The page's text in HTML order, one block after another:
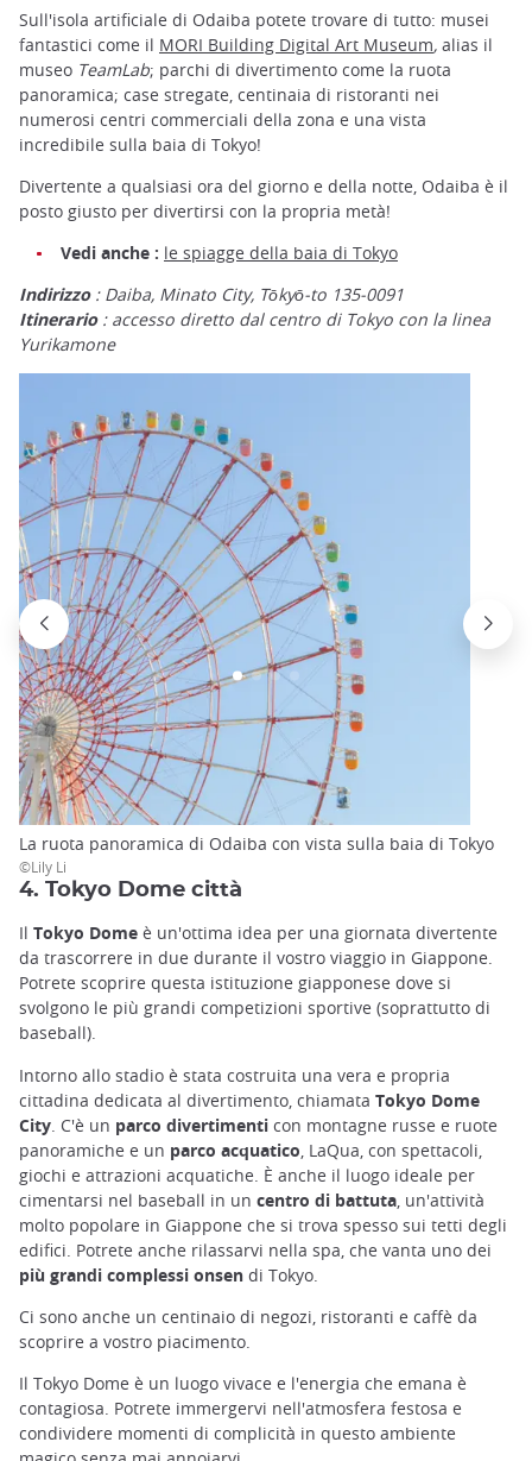
Sull'isola artificiale di Odaiba potete trovare di tutto: musei
fantastici come il MORI Building Digital Art Museum, alias il
museo TeamLab; parchi di divertimento come la ruota
panoramica; case stregate, centinaia di ristoranti nei
numerosi centri commerciali della zona e una vista
incredibile sulla baia di Tokyo!
Divertente a qualsiasi ora del giorno e della notte, Odaiba è il
posto giusto per divertirsi con la propria metà!
Vedi anche : le spiagge della baia di Tokyo
Indirizzo : Daiba, Minato City, Tōkyō-to 135-0091
Itinerario : accesso diretto dal centro di Tokyo con la linea
Yurikamone
La ruota panoramica di Odaiba con vista sulla baia di Tokyo
©Lily Li
4. Tokyo Dome città
Il Tokyo Dome è un'ottima idea per una giornata divertente
da trascorrere in due durante il vostro viaggio in Giappone.
Potrete scoprire questa istituzione giapponese dove si
svolgono le più grandi competizioni sportive (soprattutto di
baseball).
Intorno allo stadio è stata costruita una vera e propria
cittadina dedicata al divertimento, chiamata Tokyo Dome
City . C'è un parco divertimenti con montagne russe e ruote
panoramiche e un parco acquatico , LaQua, con spettacoli,
giochi e attrazioni acquatiche. È anche il luogo ideale per
cimentarsi nel baseball in un centro di battuta , un'attività
molto popolare in Giappone che si trova spesso sui tetti degli
edifici. Potrete anche rilassarvi nella spa, che vanta uno dei
più grandi complessi onsen di Tokyo.
Ci sono anche un centinaio di negozi, ristoranti e caffè da
scoprire a vostro piacimento.
Il Tokyo Dome è un luogo vivace e l'energia che emana è
contagiosa. Potrete immergervi nell'atmosfera festosa e
condividere momenti di complicità in questo ambiente